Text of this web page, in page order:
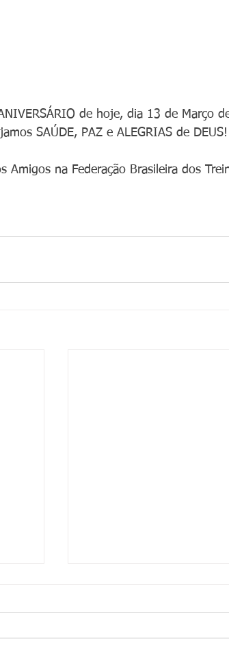
de hoje, dia 13 de Março
SAÚDE, PAZ e ALEGRIAS de DEUS!
Amigos na Federação Brasileira dos